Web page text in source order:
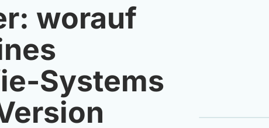
worauf
Systems